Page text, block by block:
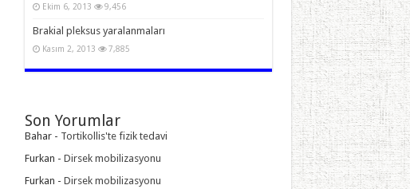
Ekim 6, 2013 9,456
Brakial pleksus yaralanmaları
Kasım 2, 2013 7,885
Son Yorumlar
Bahar- Tortikollis'te fizik tedavi
Furkan - Dirsek mobilizasyonu
Furkan - Dirsek mobilizasyonu